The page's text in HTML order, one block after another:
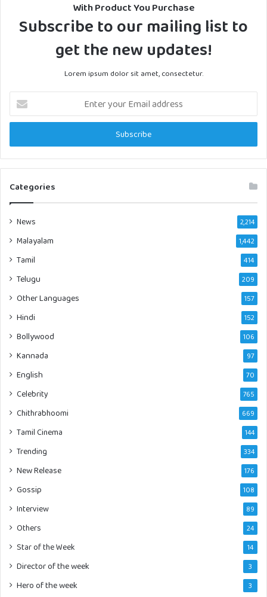
With Product You Purchase
Subscribe to our mailing list to
get the new updates!
Lorem ipsum dolor sit amet, consectetur.
Enter
your
Email
Categories
News 2,214
Malayalam 1,442
Tamil 414
Telugu 209
Other Languages 157
Hindi 152
Bollywood 106
Kannada 97
English 70
Celebrity 765
Chithrabhoomi 669
Tamil Cinema 144
Trending 334
New Release 176
Gossip 108
Interview 89
Others 24
Star of the Week 14
Director of the week 3
Hero of the week 3